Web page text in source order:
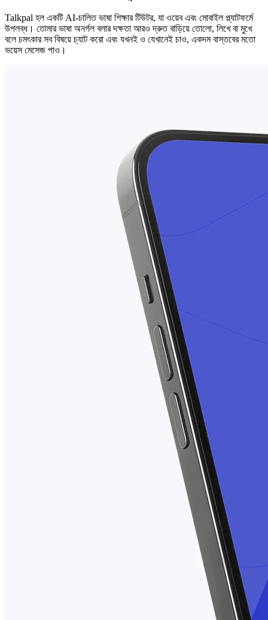
Talkpal হল একটি AI-চালিত ভাষা শিক্ষার টিউটর, যা ওয়েব এবং মোবাইল প্ল্যাটফর্মে
উপলব্ধ। তোমার ভাষা অনর্গল বলার দক্ষতা আরও দ্রুত বাড়িয়ে তোলো, লিখে বা মুখে
বলে চমৎকার সব বিষয়ে চ্যাট করো এবং যখনই ও যেখানেই চাও, একদম বাস্তবের মতো
ভয়েস মেসেজ পাও।